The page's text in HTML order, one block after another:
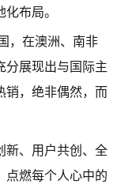
布局。
，在澳洲、南非
分展现出与国际主
销，绝非偶然，而
新、用户共创、全
点燃每个人心中的